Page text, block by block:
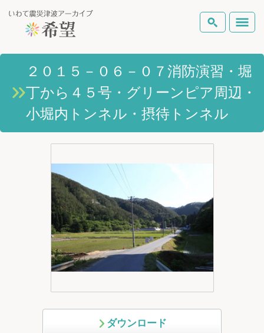
岩手県の被害状況
Foreign Laguage
検索
テーマから探す 地図から探す 詳細検索
２０１５－０６－０７消防演習・堀
丁から４５号・グリーンピア周辺・
小堀内トンネル・摂待トンネル
ダウンロード